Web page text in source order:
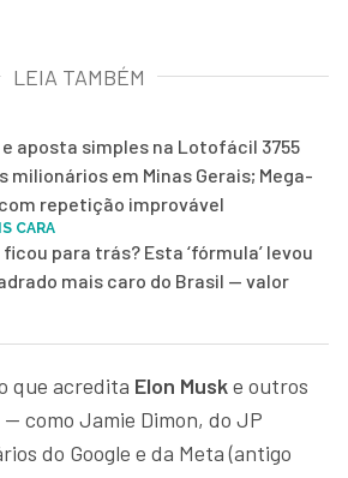
LEIA TAMBÉM
e aposta simples na Lotofácil 3755
milionários em Minas Gerais; Mega-
repetição improvável
CARA
para trás? Esta ‘fórmula’ levou
mais caro do Brasil — valor
que acredita Elon Muske outros
como Jamie Dimon, do JP
do Google e da Meta (antigo